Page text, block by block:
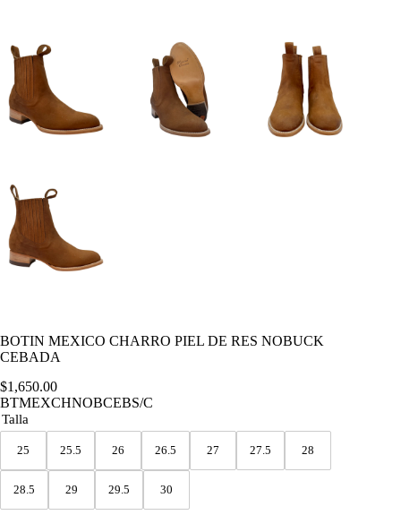
BOTIN MEXICO CHARRO PIEL DE RES NOBUCK
CEBADA
$1,650.00
BTMEXCHNOBCEBS/C
Talla
25 25.5 26 26.5 27 27.5 28
28.5 29 29.5 30